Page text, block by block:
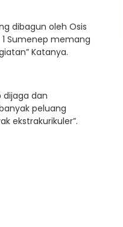
dibagun oleh Osis
Sumenep memang
Katanya.
dan
peluang
ekstrakurikuler”.